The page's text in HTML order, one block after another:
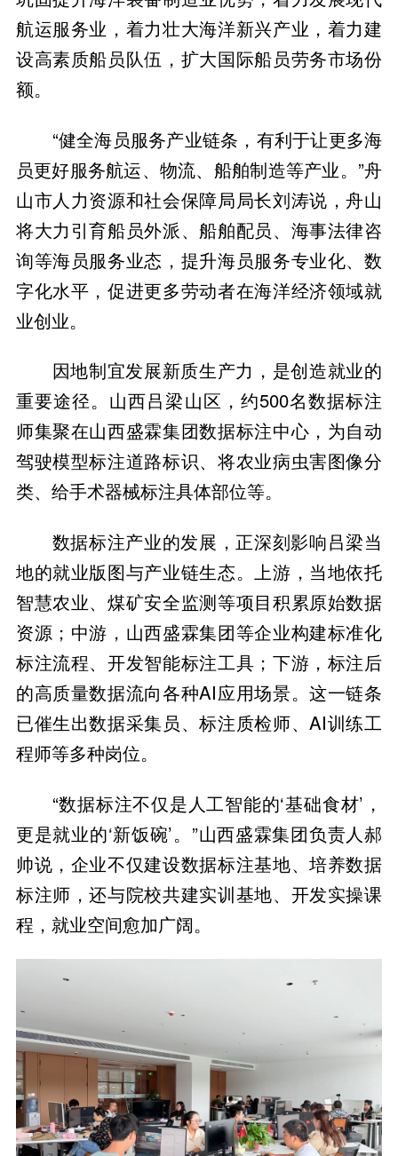
航运服务业，着力壮大海洋新兴产业，着力建
设高素质船员队伍，扩大国际船员劳务市场份
额。
“健全海员服务产业链条，有利于让更多海
员更好服务航运、物流、船舶制造等产业。”舟
山市人力资源和社会保障局局长刘涛说，舟山
将大力引育船员外派、船舶配员、海事法律咨
询等海员服务业态，提升海员服务专业化、数
字化水平，促进更多劳动者在海洋经济领域就
业创业。
因地制宜发展新质生产力，是创造就业的
重要途径。山西吕梁山区，约500名数据标注
师集聚在山西盛霖集团数据标注中心，为自动
驾驶模型标注道路标识、将农业病虫害图像分
类、给手术器械标注具体部位等。
数据标注产业的发展，正深刻影响吕梁当
地的就业版图与产业链生态。上游，当地依托
智慧农业、煤矿安全监测等项目积累原始数据
资源；中游，山西盛霖集团等企业构建标准化
标注流程、开发智能标注工具；下游，标注后
的高质量数据流向各种AI应用场景。这一链条
已催生出数据采集员、标注质检师、AI训练工
程师等多种岗位。
“数据标注不仅是人工智能的‘基础食材’，
更是就业的‘新饭碗’。”山西盛霖集团负责人郝
帅说，企业不仅建设数据标注基地、培养数据
标注师，还与院校共建实训基地、开发实操课
程，就业空间愈加广阔。